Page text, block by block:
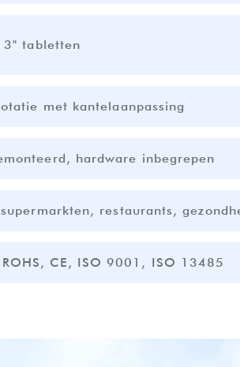
tabletten
met kantelaanpassing
hardware inbegrepen
restaurants,
ROHS, CE, ISO 9001, ISO 13485